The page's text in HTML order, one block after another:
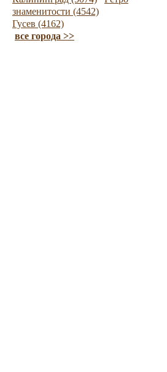
знаменитости (4542)
Гусев (4162)
все города >>